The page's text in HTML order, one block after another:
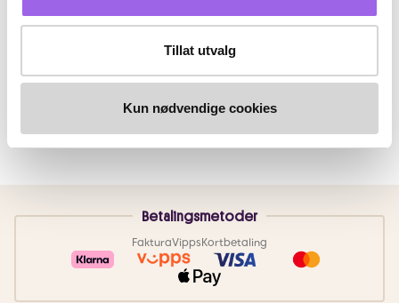
Tillat utvalg
Kun nødvendige cookies
Betalingsmetoder
FakturaVippsKortbetaling